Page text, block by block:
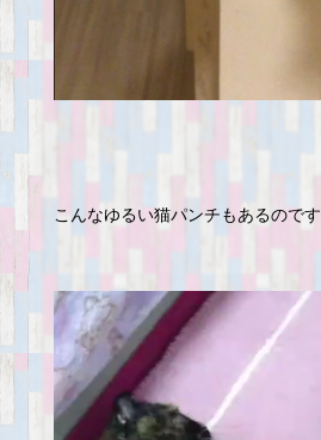
こんなゆるい猫パンチもあるのです
動
画
プ
レ
ー